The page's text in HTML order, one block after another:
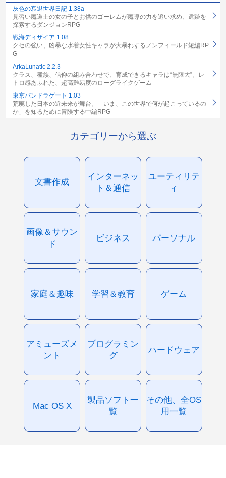
灰色の衰退世界日記 1.38a
見習い魔道士の女の子とお供のゴーレムが魔導の力を追い求め、遺跡を
探索するダンジョンRPG
戦海ディザイア 1.08
クセの強い、凶暴な水着女性キャラが大暴れするノンフィールド短編RP
G
ArkaLunatic 2.2.3
クラス、種族、信仰の組み合わせで、育成できるキャラは“無限大”。レ
トロ感あふれた、超高難易度のローグライクゲーム
東京パンドラゲート 1.03
荒廃した日本の近未来が舞台。「いま、この世界で何が起こっているの
か」を知るために冒険する中編RPG
カテゴリーから選ぶ
文書作成
インターネッ
ト＆通信
ユーティリテ
ィ
画像＆サウン
ド
ビジネス パーソナル
家庭＆趣味 学習＆教育 ゲーム
アミューズメ
ント
プログラミン
グ
ハードウェア
Mac OS X
製品ソフト一
覧
その他、全OS
用一覧